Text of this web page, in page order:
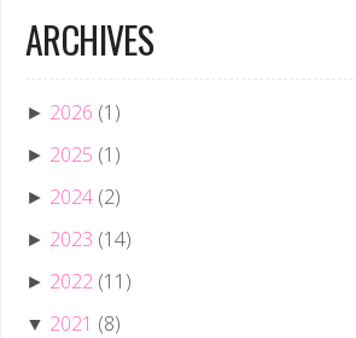
ARCHIVES
► 2026 (1)
► 2025 (1)
► 2024 (2)
► 2023 (14)
► 2022 (11)
▼ 2021 (8)